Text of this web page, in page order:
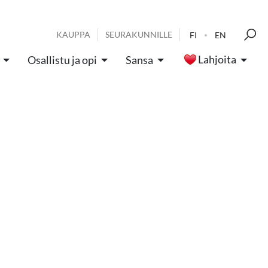
KAUPPA SEURAKUNNILLE FI EN
Osallistu ja opi Sansa Lahjoita